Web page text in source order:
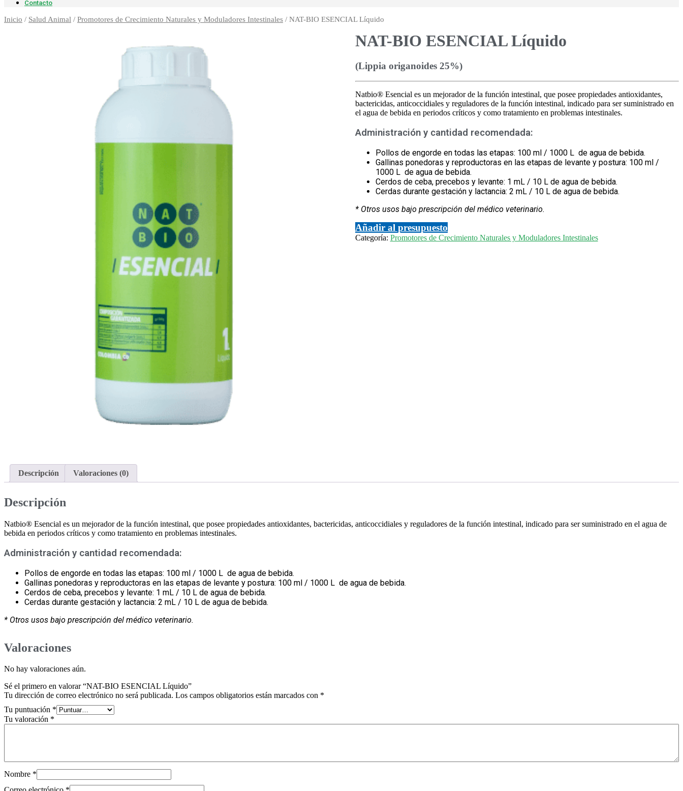
Contacto
Inicio / Salud Animal / Promotores de Crecimiento Naturales y Moduladores Intestinales / NAT-BIO ESENCIAL Líquido
NAT-BIO ESENCIAL Líquido
(Lippia origanoides 25%)
Natbio® Esencial es un mejorador de la función intestinal, que posee propiedades antioxidantes,
bactericidas, anticoccidiales y reguladores de la función intestinal, indicado para ser suministrado en
el agua de bebida en periodos críticos y como tratamiento en problemas intestinales.
Administración y cantidad recomendada:
Pollos de engorde en todas las etapas: 100 ml / 1000 L de agua de bebida.
Gallinas ponedoras y reproductoras en las etapas de levante y postura: 100 ml /
1000 L de agua de bebida.
Cerdos de ceba, precebos y levante: 1 mL / 10 L de agua de bebida.
Cerdas durante gestación y lactancia: 2 mL / 10 L de agua de bebida.
* Otros usos bajo prescripción del médico veterinario.
Añadir al presupuesto
Categoría: Promotores de Crecimiento Naturales y Moduladores Intestinales
Descripción Valoraciones (0)
Descripción
Natbio® Esencial es un mejorador de la función intestinal, que posee propiedades antioxidantes, bactericidas, anticoccidiales y reguladores de la función intestinal, indicado para ser suministrado en el agua de
bebida en periodos críticos y como tratamiento en problemas intestinales.
Administración y cantidad recomendada:
Pollos de engorde en todas las etapas: 100 ml / 1000 L de agua de bebida.
Gallinas ponedoras y reproductoras en las etapas de levante y postura: 100 ml / 1000 L de agua de bebida.
Cerdos de ceba, precebos y levante: 1 mL / 10 L de agua de bebida.
Cerdas durante gestación y lactancia: 2 mL / 10 L de agua de bebida.
* Otros usos bajo prescripción del médico veterinario.
Valoraciones
No hay valoraciones aún.
Sé el primero en valorar “NAT-BIO ESENCIAL Líquido”
Tu dirección de correo electrónico no será publicada. Los campos obligatorios están marcados con *
Tu puntuación *
Tu valoración *
Nombre *